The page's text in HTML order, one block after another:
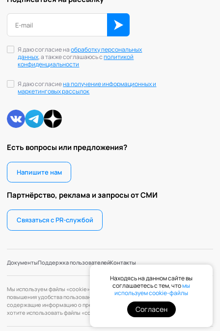
Есть вопросы или предложения?
Напишите нам
Партнёрство, реклама и запросы от СМИ
Связаться с PR-службой
Я даю согласие наобработку персональных
данных, а также соглашаюсь сполитикой
конфиденциальности
Я даю согласиена получение информационных и
маркетинговых рассылок
ДокументыПоддержка пользователейКонтакты
Мы используем файлы «cookie» с целью персонализации сервисов и
повышения удобства пользования веб-сайтом. «Cookie» — файлы,
содержащие информацию о предыдущих посещениях веб-сайта. Если вы не
хотите использовать файлы «cookie», измените настройки браузера.
Находясь на данном сайте вы
соглашаетесь с тем, чтомы
используем cookie-файлы
Согласен